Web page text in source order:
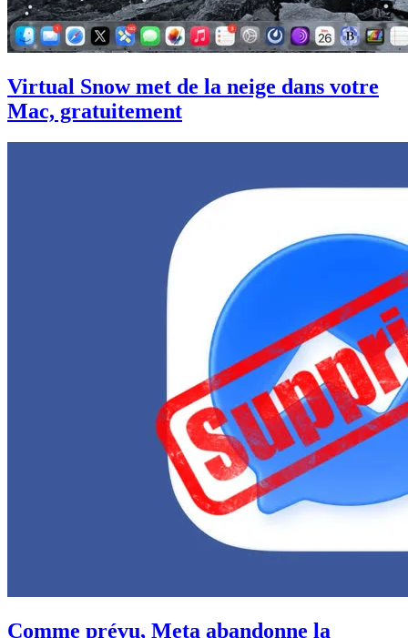
Virtual Snow met de la neige dans votre
Mac, gratuitement
Comme prévu, Meta abandonne la